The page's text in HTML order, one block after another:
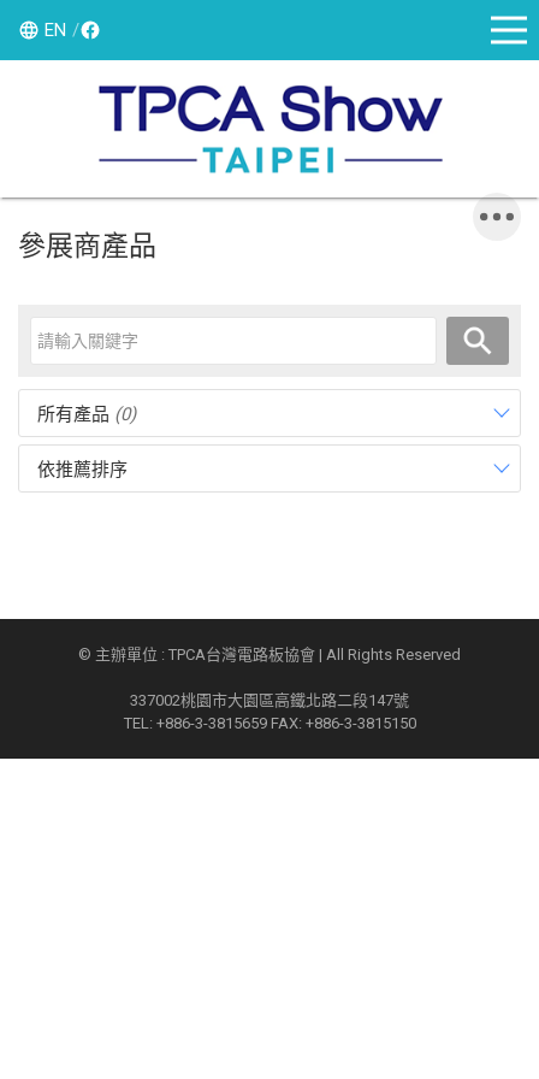
EN
參展商產品
所有產品 (0)
依推薦排序
© 主辦單位 : TPCA台灣電路板協會 | All Rights Reserved
337002桃園市大園區高鐵北路二段147號
TEL: +886-3-3815659 FAX: +886-3-3815150